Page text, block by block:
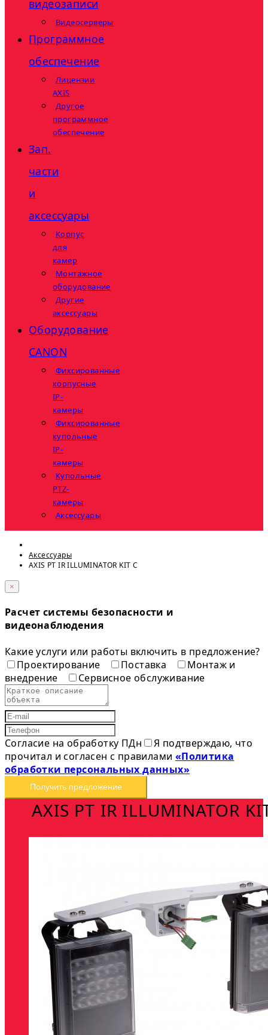
видеозаписи
Видеосерверы
Программное
обеспечение
Лицензии
AXIS
Другое
программное
обеспечение
Зап.
части
и
аксессуары
Корпус
для
камер
Монтажное
оборудование
Другие
аксессуары
Оборудование
CANON
Фиксированные
корпусные
IP-
камеры
Фиксированные
купольные
IP-
камеры
Купольные
PTZ-
камеры
Аксессуары
Аксессуары
AXIS PT IR ILLUMINATOR KIT C
×
Расчет системы безопасности и
видеонаблюдения
Какие услуги или работы включить в предложение?
Проектирование
Поставка
Монтаж и
внедрение
Сервисное обслуживание
Согласие на обработку ПДн
Я подтверждаю, что
прочитал и согласен с правилами «Политика
обработки персональных данных»
Получить предложение
AXIS PT IR ILLUMINATOR